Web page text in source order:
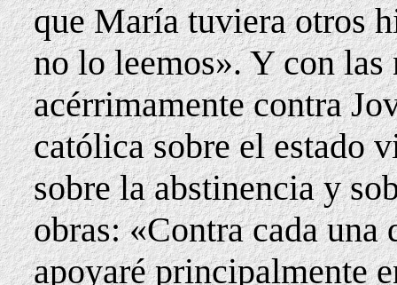
que María tuviera otros
no lo leemos». Y con las
acérrimamente contra
católica sobre el estado
sobre la abstinencia y
obras: «Contra cada una
apoyaré principalmente